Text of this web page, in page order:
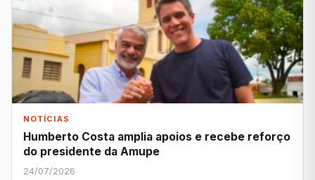
NOTÍCIAS
Humberto Costa amplia apoios e recebe reforço
do presidente da Amupe
24/07/2026